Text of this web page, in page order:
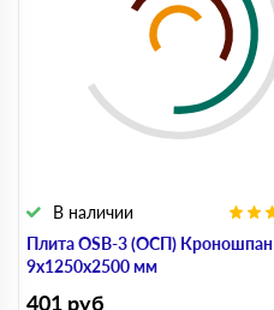
Плита OSB-3 (ОСП) Кроношпан
9х1250х2500 мм
В наличии
401 руб